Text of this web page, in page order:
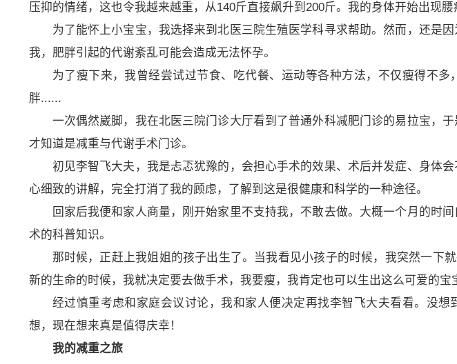
压抑的情绪，这也令我越来越重，从140斤直接飙升到200斤。我的身体开始出现腰
为了能怀上小宝宝，我选择来到北医三院生殖医学科寻求帮助。然而，还是
我，肥胖引起的代谢紊乱可能会造成无法怀孕。
为了瘦下来，我曾经尝试过节食、吃代餐、运动等各种方法，不仅瘦得不
胖......
一次偶然崴脚，我在北医三院门诊大厅看到了普通外科减肥门诊的易拉宝，
才知道是减重与代谢手术门诊。
初见李智飞大夫，我是忐忑犹豫的，会担心手术的效果、术后并发症、身体
心细致的讲解，完全打消了我的顾虑，了解到这是很健康和科学的一种途径。
回家后我便和家人商量，刚开始家里不支持我，不敢去做。大概一个月的时
术的科普知识。
那时候，正赶上我姐姐的孩子出生了。当我看见小孩子的时候，我突然一下
新的生命的时候，我就决定要去做手术，我要瘦，我肯定也可以生出这么可爱的宝
经过慎重考虑和家庭会议讨论，我和家人便决定再找李智飞大夫看看。没想
想，现在想来真是值得庆幸！
我的减重之旅